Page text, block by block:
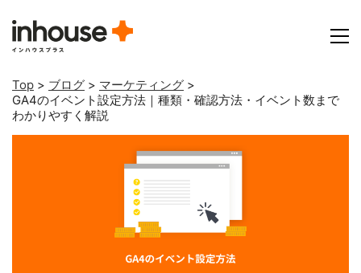
Top > ブログ > マーケティング >
GA4のイベント設定方法｜種類・確認方法・イベント数まで
わかりやすく解説